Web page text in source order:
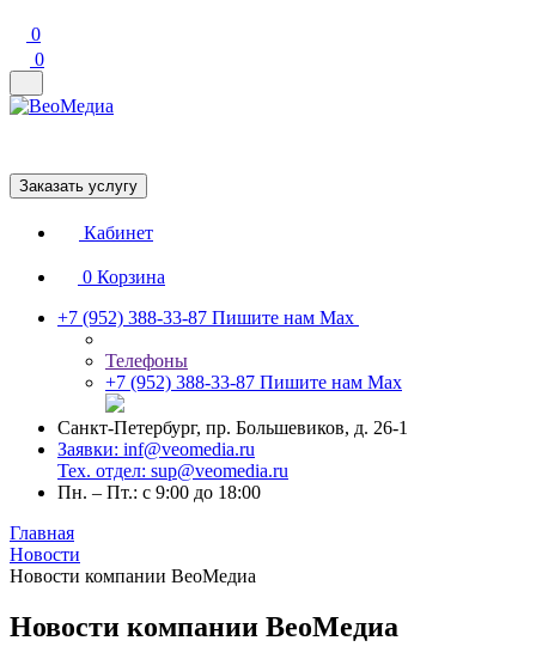
0
0
Заказать услугу
Кабинет
0 Корзина
+7 (952) 388-33-87 Пишите нам Max
Телефоны
+7 (952) 388-33-87 Пишите нам Max
Санкт-Петербург, пр. Большевиков, д. 26-1
Заявки: inf@veomedia.ru
Тех. отдел: sup@veomedia.ru
Пн. – Пт.: с 9:00 до 18:00
Главная
Новости
Новости компании ВеоМедиа
Новости компании ВеоМедиа